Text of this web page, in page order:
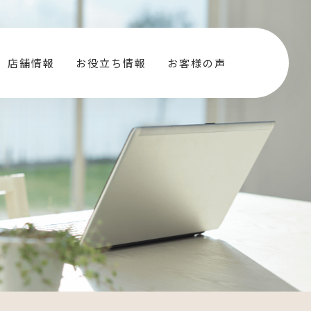
店舗情報 お役立ち情報 お客様の声